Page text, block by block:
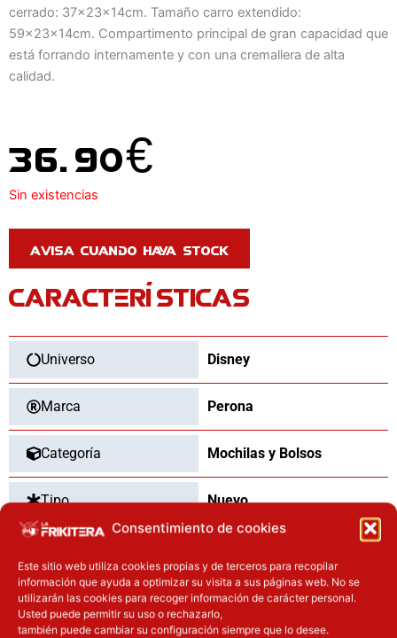
Consentimiento de cookies
Este sitio web utiliza cookies propias y de terceros para recopilar
información que ayuda a optimizar su visita a sus páginas web. No se
utilizarán las cookies para recoger información de carácter personal.
Usted puede permitir su uso o rechazarlo,
también puede cambiar su configuración siempre que lo desee.
cerrado: 37x23x14cm. Tamaño carro extendido:
59x23x14cm. Compartimento principal de gran capacidad que
está forrando internamente y con una cremallera de alta
calidad.
36.90€
Sin existencias
CARACTERÍSTICAS
Universo Disney
Marca Perona
Categoría Mochilas y Bolsos
Tipo Nuevo
OTROS PRODUCTOS QUE TE
PUEDEN INTERESAR